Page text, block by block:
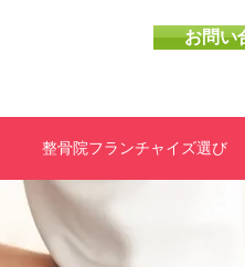
​03-6757-
お問い
整骨院フランチャイズ選び